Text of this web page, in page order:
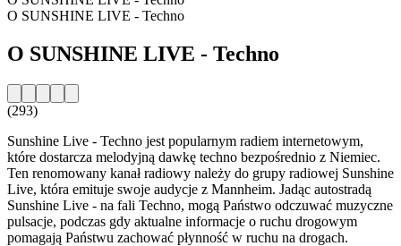
O SUNSHINE LIVE - Techno
O SUNSHINE LIVE - Techno
(293)
Sunshine Live - Techno jest popularnym radiem internetowym,
które dostarcza melodyjną dawkę techno bezpośrednio z Niemiec.
Ten renomowany kanał radiowy należy do grupy radiowej Sunshine
Live, która emituje swoje audycje z Mannheim. Jadąc autostradą
Sunshine Live - na fali Techno, mogą Państwo odczuwać muzyczne
pulsacje, podczas gdy aktualne informacje o ruchu drogowym
pomagają Państwu zachować płynność w ruchu na drogach.